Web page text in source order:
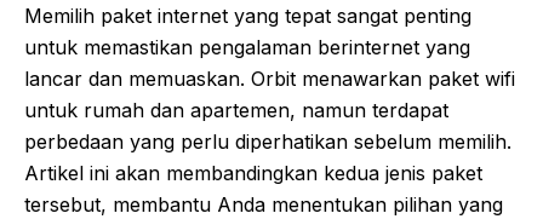
Memilih paket internet yang tepat sangat penting
untuk memastikan pengalaman berinternet yang
lancar dan memuaskan. Orbit menawarkan paket wifi
untuk rumah dan apartemen, namun terdapat
perbedaan yang perlu diperhatikan sebelum memilih.
Artikel ini akan membandingkan kedua jenis paket
tersebut, membantu Anda menentukan pilihan yang